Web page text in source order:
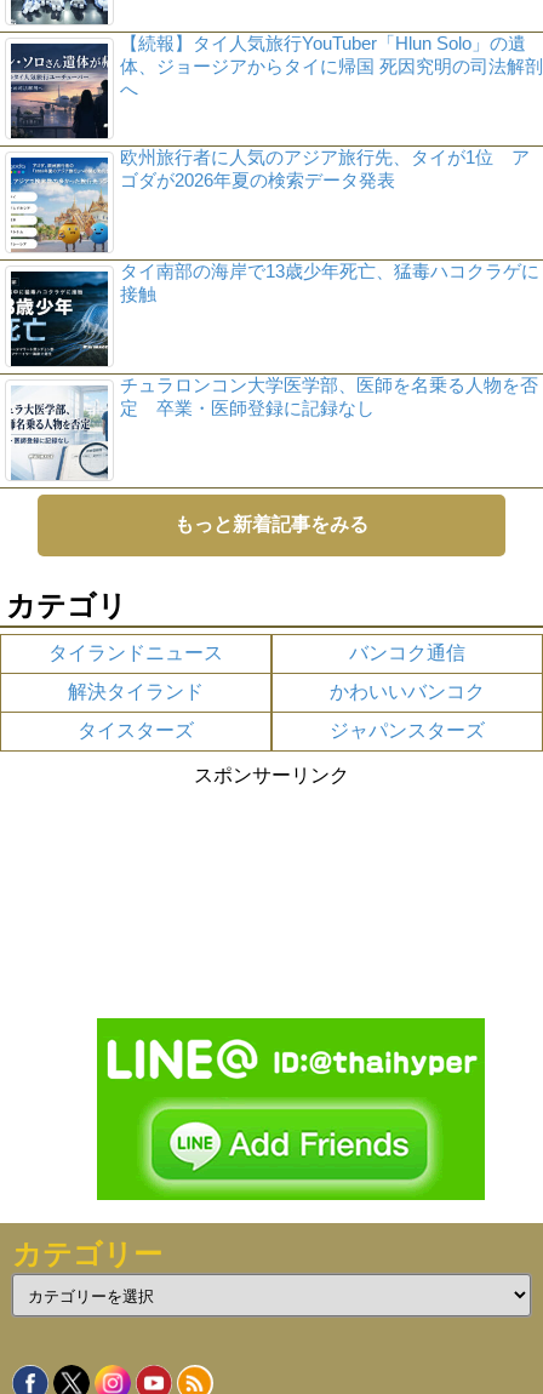
【続報】タイ人気旅行YouTuber「Hlun Solo」の遺
体、ジョージアからタイに帰国 死因究明の司法解剖
へ
欧州旅行者に人気のアジア旅行先、タイが1位 ア
ゴダが2026年夏の検索データ発表
タイ南部の海岸で13歳少年死亡、猛毒ハコクラゲに
接触
チュラロンコン大学医学部、医師を名乗る人物を否
定 卒業・医師登録に記録なし
もっと新着記事をみる
カテゴリ
タイランドニュース
バンコク通信
解決タイランド
かわいいバンコク
タイスターズ
ジャパンスターズ
スポンサーリンク
カテゴリー
テ
リ
ー